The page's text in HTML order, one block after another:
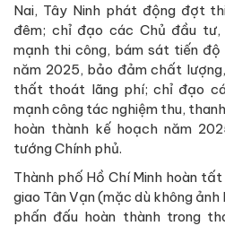
Nai, Tây Ninh phát động đợt
đêm; chỉ đạo các Chủ đầu
mạnh thi công, bám sát tiến
năm 2025, bảo đảm chất
thất thoát lãng phí; chỉ đạo
mạnh công tác nghiệm thu,
hoàn thành kế hoạch năm
tướng Chính phủ.
Thành phố Hồ Chí Minh hoàn
giao Tân Vạn (mặc dù không
phấn đấu hoàn thành trong